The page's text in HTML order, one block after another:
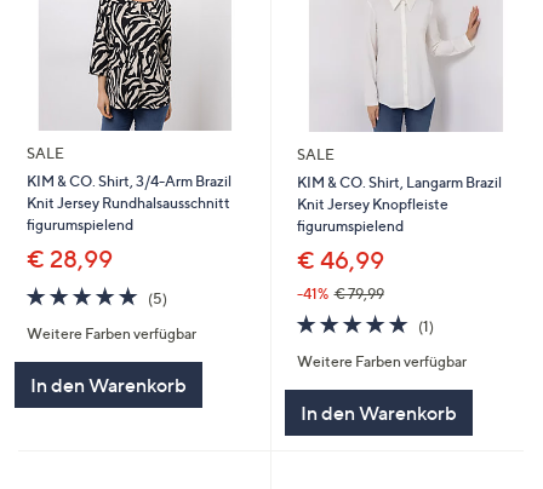
SALE
KIM & CO. Shirt, 3/4-Arm Brazil
Knit Jersey Rundhalsausschnitt
figurumspielend
€ 28,99
5.0
von
5
(5)
Weitere Farben verfügbar
In den Warenkorb
SALE
KIM & CO. Shirt, Langarm Brazil
Knit Jersey Knopfleiste
figurumspielend
€ 46,99
-41% € 79,99
5.0
von
5
(1)
Weitere Farben verfügbar
In den Warenkorb